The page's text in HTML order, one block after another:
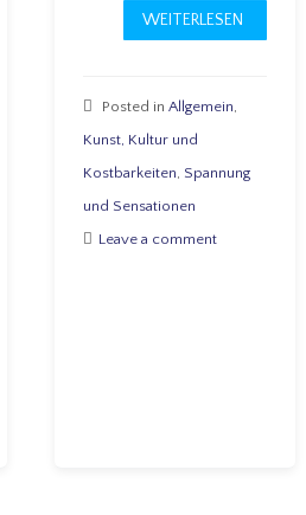
WEITERLESEN
Posted in Allgemein,
Kunst, Kultur und
Kostbarkeiten, Spannung
und Sensationen
Leave a comment